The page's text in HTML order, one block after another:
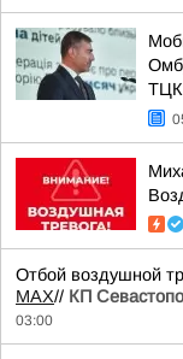
ТЦК
Отбой воздушной
MAX// КП
03:00